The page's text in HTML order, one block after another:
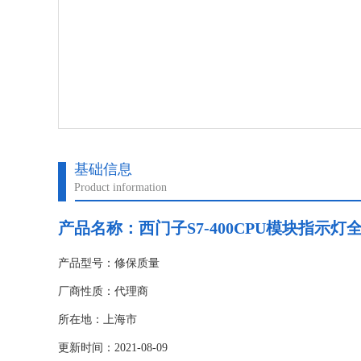
基础信息
Product information
产品名称： 西门子S7-400CPU模块指示灯
产品型号：修保质量
厂商性质：代理商
所在地：上海市
更新时间：2021-08-09